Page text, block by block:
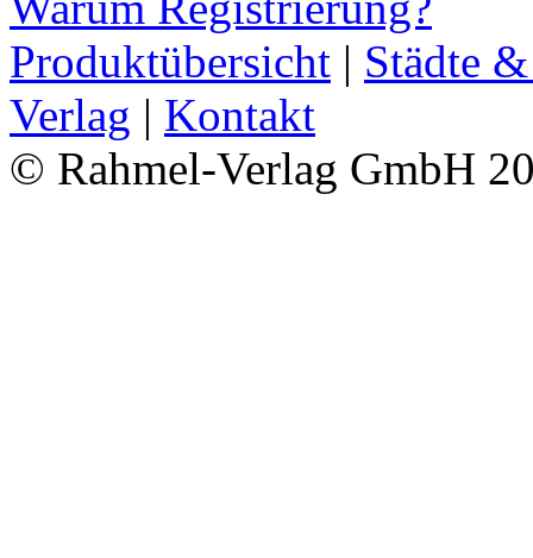
Produktübersicht | Städte
Verlag | Kontakt
© Rahmel-Verlag GmbH